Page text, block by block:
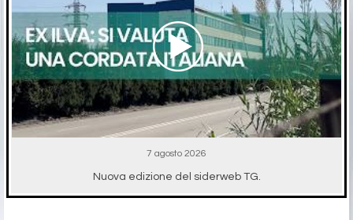
7 agosto 2026
Nuova edizione del siderweb TG.